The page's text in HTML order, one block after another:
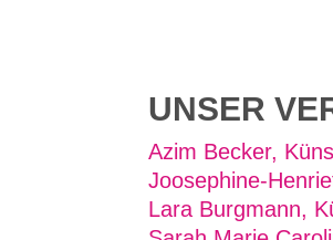
UNSER
Azim Becker,
Joosephine-
Lara Burgmann,